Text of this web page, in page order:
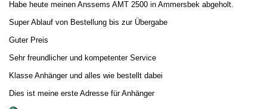
Habe heute meinen Anssems AMT 2500 in Ammersbek abgeholt.
Super Ablauf von Bestellung bis zur Übergabe
Guter Preis
Sehr freundlicher und kompetenter Service
Klasse Anhänger und alles wie bestellt dabei
Dies ist meine erste Adresse für Anhänger